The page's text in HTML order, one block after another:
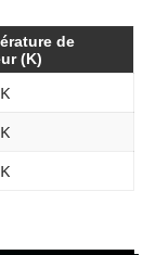
de
(K)